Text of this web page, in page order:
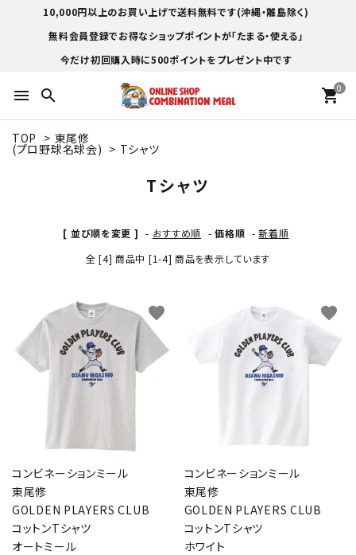
10,000円以上のお買い上げで送料無料です(沖縄・離島除く)
無料会員登録でお得なショップポイントが「たまる・使える」
今だけ初回購入時に500ポイントをプレゼント中です
menu search 0
shopping_cart
TOP > 東尾修
(プロ野球名球会) > Tシャツ
Tシャツ
[ 並び順を変更 ] - おすすめ順 -価格順 -新着順
全 [4] 商品中 [1-4] 商品を表示しています
コンビネーションミール
東尾修
GOLDEN PLAYERS CLUB
コットンTシャツ
オートミール
favorite
コンビネーションミール
東尾修
GOLDEN PLAYERS CLUB
コットンTシャツ
ホワイト
favorite